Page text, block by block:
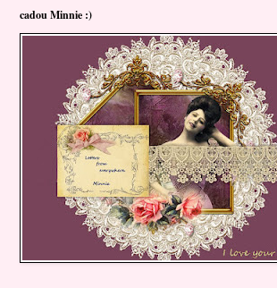
cadou Minnie :)